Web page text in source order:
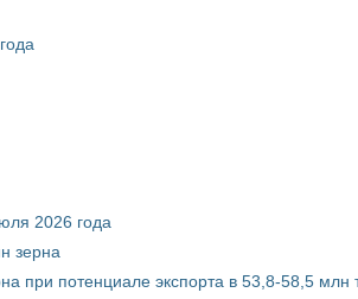
2026 года
зерна
при потенциале экспорта в 53,8-58,5 млн